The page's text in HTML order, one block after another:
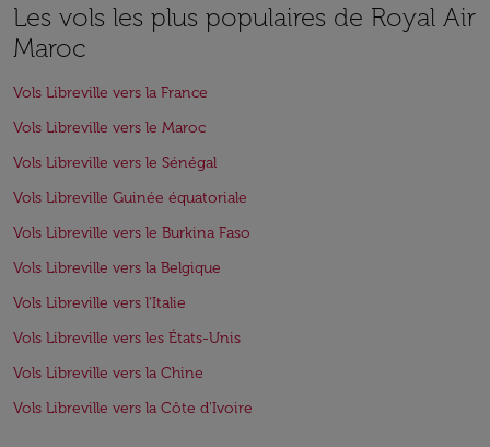
Les vols les plus populaires de Royal Air
Maroc
Vols Libreville vers la France
Vols Libreville vers le Maroc
Vols Libreville vers le Sénégal
Vols Libreville Guinée équatoriale
Vols Libreville vers le Burkina Faso
Vols Libreville vers la Belgique
Vols Libreville vers l'Italie
Vols Libreville vers les États-Unis
Vols Libreville vers la Chine
Vols Libreville vers la Côte d'Ivoire